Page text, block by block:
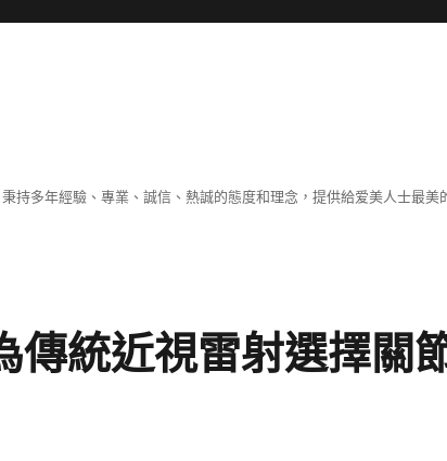
持多年經驗、專業、誠信、熱誠的態度和理念，提供給爱美人士最
傳統近視雷射選擇關